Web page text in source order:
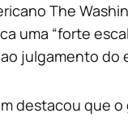
The
uma “forte
julgamento do
destacou que o